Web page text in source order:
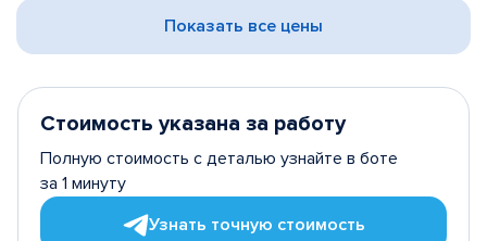
Показать все цены
Стоимость указана за работу
Полную стоимость с деталью узнайте в боте
за 1 минуту
Узнать точную стоимость